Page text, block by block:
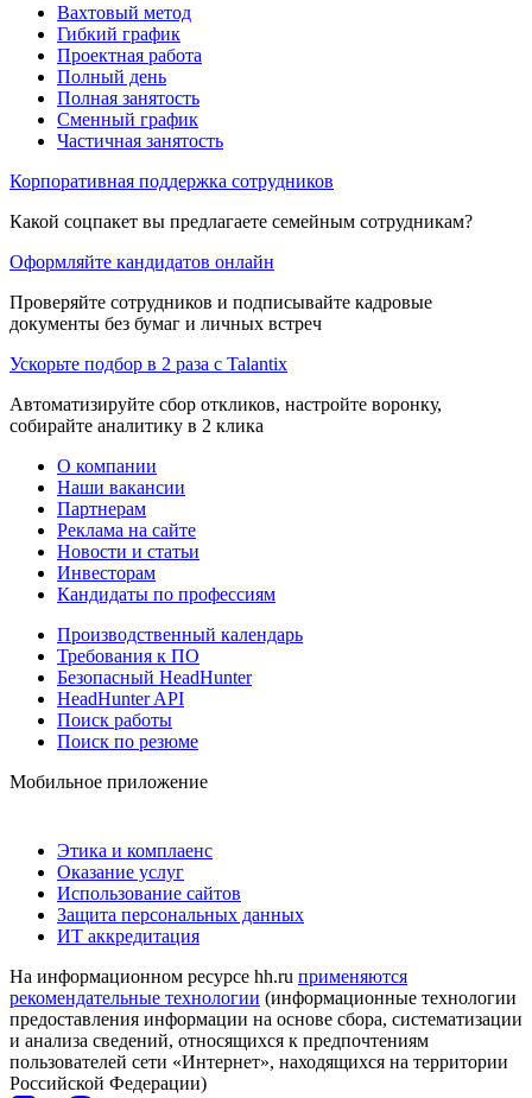
Вахтовый метод
Гибкий график
Проектная работа
Полный день
Полная занятость
Сменный график
Частичная занятость
Корпоративная поддержка сотрудников
Какой соцпакет вы предлагаете семейным сотрудникам?
Оформляйте кандидатов онлайн
Проверяйте сотрудников и подписывайте кадровые
документы без бумаг и личных встреч
Ускорьте подбор в 2 раза с Talantix
Автоматизируйте сбор откликов, настройте воронку,
собирайте аналитику в 2 клика
О компании
Наши вакансии
Партнерам
Реклама на сайте
Новости и статьи
Инвесторам
Кандидаты по профессиям
Производственный календарь
Требования к ПО
Безопасный HeadHunter
HeadHunter API
Поиск работы
Поиск по резюме
Мобильное приложение
Этика и комплаенс
Оказание услуг
Использование сайтов
Защита персональных данных
ИТ аккредитация
На информационном ресурсе hh.ru применяются
рекомендательные технологии (информационные технологии
предоставления информации на основе сбора, систематизации
и анализа сведений, относящихся к предпочтениям
пользователей сети «Интернет», находящихся на территории
Российской Федерации)